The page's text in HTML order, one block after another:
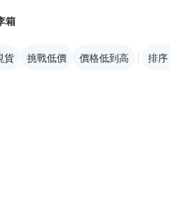
箱
貨 挑戰低價 價格低到高 排序